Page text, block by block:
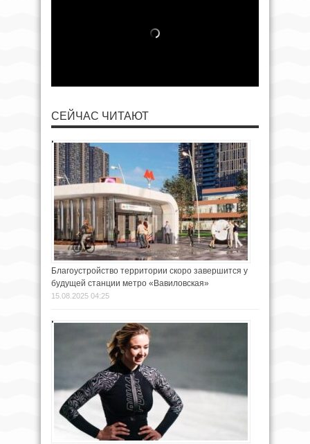
СЕЙЧАС ЧИТАЮТ
Благоустройство территории скоро завершится у
будущей станции метро «Вавиловская»
15.08.2025 04:25